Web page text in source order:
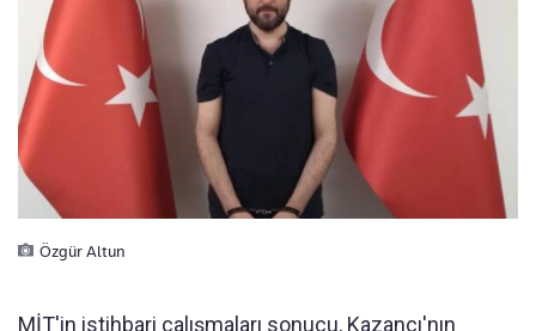
Özgür Altun
MİT'in istihbari çalışmaları sonucu, Kazancı'nın